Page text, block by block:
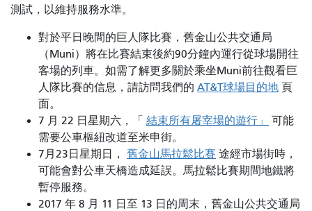
測試，以維持服務水準。
對於平日晚間的巨人隊比賽，舊金山公共交通局
（Muni）將在比賽結束後約90分鐘內運行從球場開往
客場的列車。如需了解更多關於乘坐Muni前往觀看巨
人隊比賽的信息，請訪問我們的 AT&T球場目的地 頁
面。
7 月 22 日星期六，「 結束所有屠宰場的遊行」
可能
需要公車樞紐改道至米申街。
7月23日星期日， 舊金山馬拉鬆比賽 途經市場街時，
可能會對公車天橋造成延誤。馬拉鬆比賽期間地鐵將
暫停服務。
2017 年 8 月 11 日至 13 日的周末，舊金山公共交通局